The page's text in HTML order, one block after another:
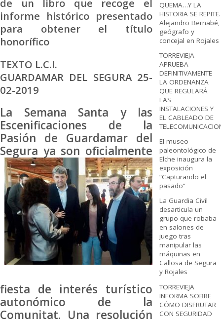
de un libro que recoge el
informe histórico presentado
para obtener el título
honorífico
TEXTO L.C.I.
GUARDAMAR DEL SEGURA 25-
02-2019
La Semana Santa y las
Escenificaciones de la
Pasión de Guardamar del
Segura ya son oficialmente
fiesta de interés turístico
autonómico de la
Comunitat. Una resolución
QUEMA…Y LA
HISTORIA SE REPITE.
Alejandro Bernabé,
geógrafo y
concejal en Rojales
TORREVIEJA
APRUEBA
DEFINITIVAMENTE
LA ORDENANZA
QUE REGULARÁ
LAS
INSTALACIONES Y
EL CABLEADO DE
El museo
paleontológico de
Elche inaugura la
exposición
“Capturando el
pasado”
La Guardia Civil
desarticula un
grupo que robaba
en salones de
juego tras
manipular las
máquinas en
Callosa de Segura
y Rojales
TORREVIEJA
INFORMA SOBRE
CÓMO DISFRUTAR
CON SEGURIDAD